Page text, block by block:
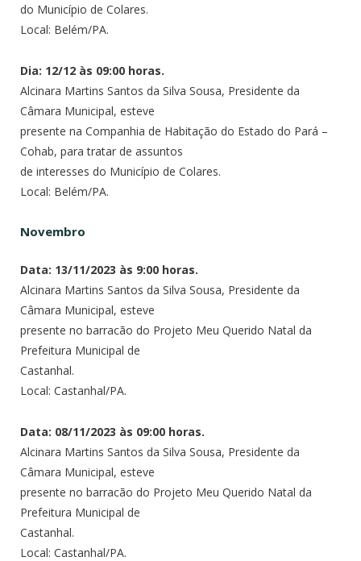
do Município de Colares.
Local: Belém/PA.
Dia: 12/12 às 09:00 horas.
Alcinara Martins Santos da Silva Sousa, Presidente da
Câmara Municipal, esteve
presente na Companhia de Habitação do Estado do Pará –
Cohab, para tratar de assuntos
de interesses do Município de Colares.
Local: Belém/PA.
Novembro
Data: 13/11/2023 às 9:00 horas.
Alcinara Martins Santos da Silva Sousa, Presidente da
Câmara Municipal, esteve
presente no barracão do Projeto Meu Querido Natal da
Prefeitura Municipal de
Castanhal.
Local: Castanhal/PA.
Data: 08/11/2023 às 09:00 horas.
Alcinara Martins Santos da Silva Sousa, Presidente da
Câmara Municipal, esteve
presente no barracão do Projeto Meu Querido Natal da
Prefeitura Municipal de
Castanhal.
Local: Castanhal/PA.